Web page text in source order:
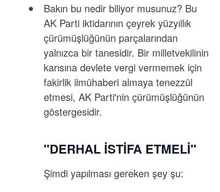
Bakın bu nedir biliyor musunuz? Bu
AK Parti iktidarının çeyrek yüzyıllık
çürümüşlüğünün parçalarından
yalnızca bir tanesidir. Bir milletvekilinin
karısına devlete vergi vermemek için
fakirlik ilmühaberi almaya tenezzül
etmesi, AK Parti'nin çürümüşlüğünün
göstergesidir.
"DERHAL İSTİFA ETMELİ"
Şimdi yapılması gereken şey şu: